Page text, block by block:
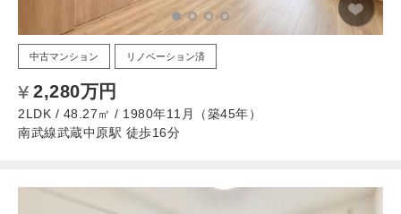
中古マンション リノベーション済
2,280万円
2LDK / 48.27㎡ / 1980年11月（築45年）
南武線武蔵中原駅 徒歩16分